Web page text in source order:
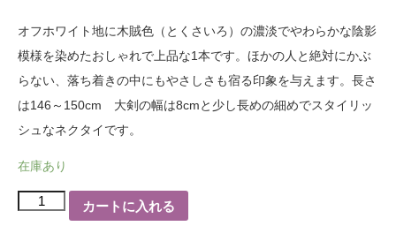
オフホワイト地に木賊色（とくさいろ）の濃淡でやわらかな陰影
模様を染めたおしゃれで上品な1本です。ほかの人と絶対にかぶ
らない、落ち着きの中にもやさしさも宿る印象を与えます。長さ
は146～150cm 大剣の幅は8cmと少し長めの細めでスタイリッ
シュなネクタイです。
在庫あり
世
界
カートに入れる